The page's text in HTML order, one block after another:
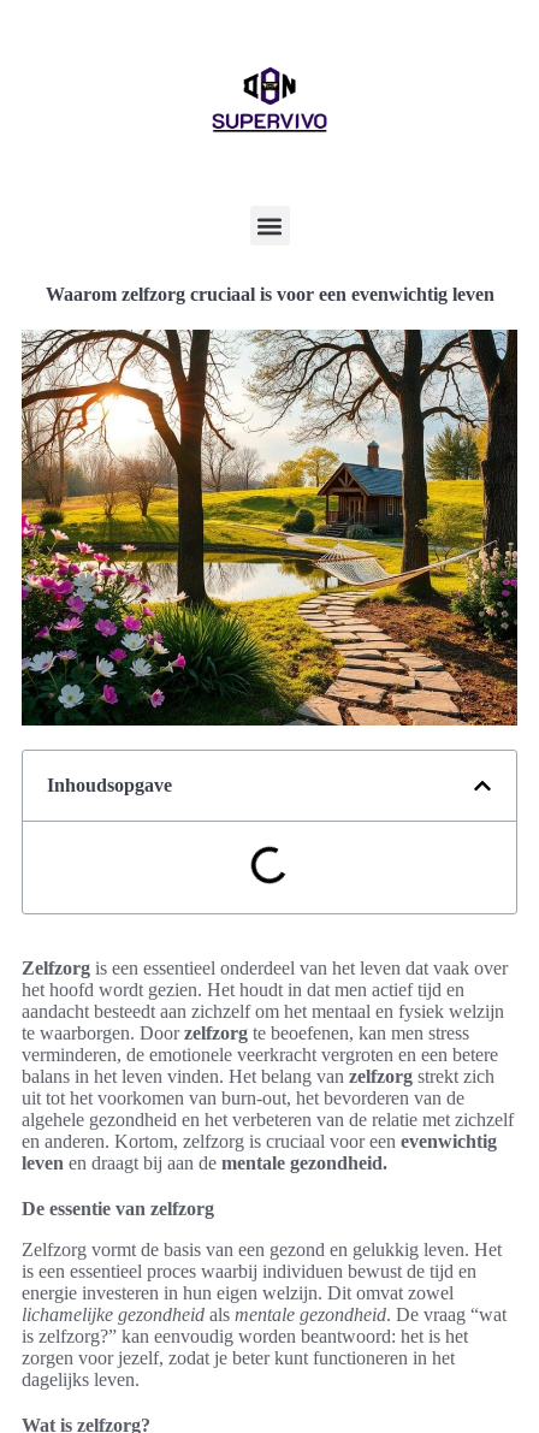
Waarom zelfzorg cruciaal is voor een evenwichtig leven
Inhoudsopgave
Zelfzorg is een essentieel onderdeel van het leven dat vaak over
het hoofd wordt gezien. Het houdt in dat men actief tijd en
aandacht besteedt aan zichzelf om het mentaal en fysiek welzijn
te waarborgen. Doorzelfzorg te beoefenen, kan men stress
verminderen, de emotionele veerkracht vergroten en een betere
balans in het leven vinden. Het belang van zelfzorg strekt zich
uit tot het voorkomen van burn-out, het bevorderen van de
algehele gezondheid en het verbeteren van de relatie met zichzelf
en anderen. Kortom, zelfzorg is cruciaal voor een evenwichtig
leven en draagt bij aan de mentale gezondheid.
De essentie van zelfzorg
Zelfzorg vormt de basis van een gezond en gelukkig leven. Het
is een essentieel proces waarbij individuen bewust de tijd en
energie investeren in hun eigen welzijn. Dit omvat zowel
lichamelijke gezondheid als mentale gezondheid. De vraag “wat
is zelfzorg?” kan eenvoudig worden beantwoord: het is het
zorgen voor jezelf, zodat je beter kunt functioneren in het
dagelijks leven.
Wat is zelfzorg?